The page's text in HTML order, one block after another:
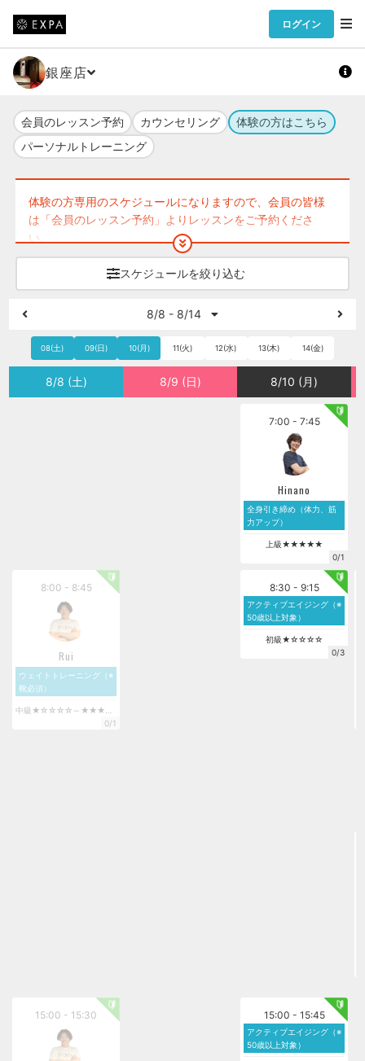
ログイン
銀座店
会員のレッスン予約 カウンセリング
体験の方はこちら
パーソナルトレーニング
体験の方専用のスケジュールになりますので、会員の皆様
は「会員のレッスン予約」よりレッスンをご予約くださ
い。
スケジュールを絞り込む
8/8 - 8/14
08(土) 09(日) 10(月) 11(火) 12(水) 13(木) 14(金)
8/8 (土) 8/9 (日) 8/10 (月)
7:00 - 7:45
Hinano
全身引き締め（体力、筋
力アップ）
上級★★★★★
0/1
8:00 - 8:45
Rui
ウェイトトレーニング（※
靴必須）
0/1
8:30 - 9:15
アクティブエイジング（※
50歳以上対象）
初級★☆☆☆☆
0/3
15:00 - 15:30 15:00 - 15:45
アクティブエイジング（※
50歳以上対象）